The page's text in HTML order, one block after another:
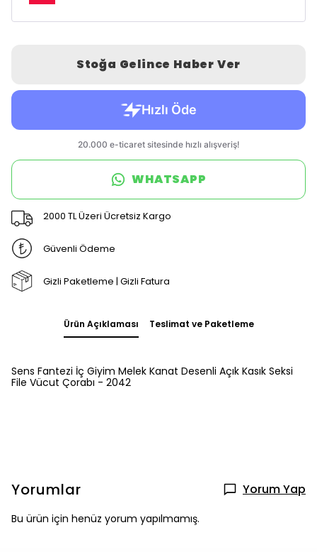
Stoğa Gelince Haber Ver
WHATSAPP
2000 TL Üzeri Ücretsiz Kargo
Güvenli Ödeme
Gizli Paketleme | Gizli Fatura
Ürün Açıklaması Teslimat ve Paketleme
Sens Fantezi İç Giyim Melek Kanat Desenli Açık Kasık Seksi
File Vücut Çorabı - 2042
Yorumlar Yorum Yap
Bu ürün için henüz yorum yapılmamış.